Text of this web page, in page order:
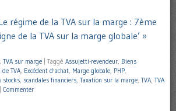
régime de la TVA sur la marge : 7ème
de la TVA sur la marge globale’ »
, TVA sur marge Taggé Assujetti-revendeur, Biens
de TVA, Excédent d'achat, Marge globale, PHP,
stocks, scandales financiers, Taxation sur la marge, TVA, TVA
Commenter